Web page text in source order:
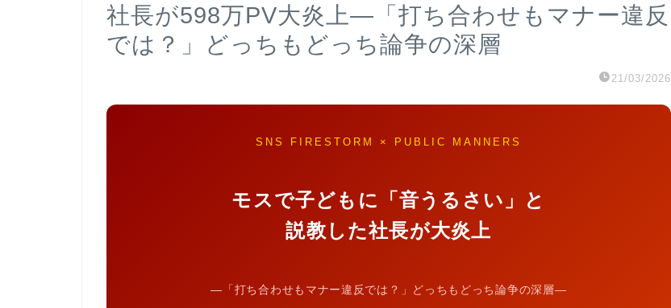
社長が598万PV大炎上―「打ち合わせもマナー違反
では？」どっちもどっち論争の深層
21/03/2026
SNS FIRESTORM × PUBLIC MANNERS
モスで子どもに「音うるさい」と
説教した社長が大炎上
―「打ち合わせもマナー違反では？」どっちもどっち論争の深層―